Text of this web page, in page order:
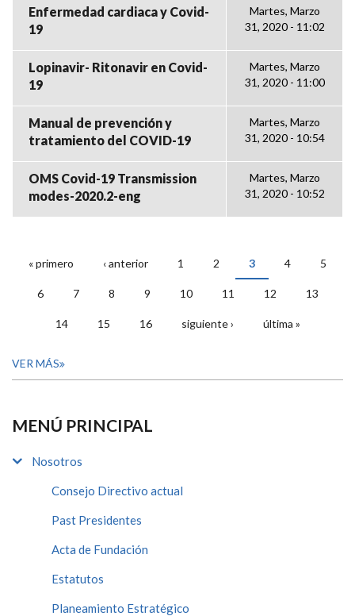
Enfermedad cardiaca y Covid-
19
Martes, Marzo
31, 2020 - 11:02
Lopinavir- Ritonavir en Covid-
19
Martes, Marzo
31, 2020 - 11:00
Manual de prevención y
tratamiento del COVID-19
Martes, Marzo
31, 2020 - 10:54
OMS Covid-19 Transmission
modes-2020.2-eng
Martes, Marzo
31, 2020 - 10:52
PÁGINAS
« primero ‹ anterior 1 2 3 4 5
6 7 8 9 10 11 12 13
14 15 16 siguiente › última »
VER MÁS
MENÚ PRINCIPAL
Nosotros
Consejo Directivo actual
Past Presidentes
Acta de Fundación
Estatutos
Planeamiento Estratégico